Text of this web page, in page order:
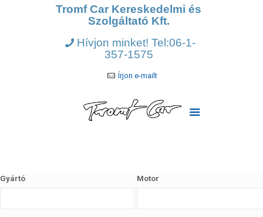
Tromf Car Kereskedelmi és
Szolgáltató Kft.
Hívjon minket! Tel:06-1-
357-1575
Írjon e-mailt
Gyártó Motor